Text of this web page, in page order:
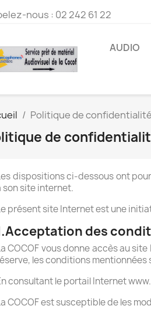
nous : 02 242 61 22
AUDIO
Politique de confidentialité
de
dispositions ci-dessous ont
son site internet.
présent site Internet est une
des
COCOF vous donne accès au
les conditions mentionnées
consultant le portail Internet
COCOF est susceptible de les